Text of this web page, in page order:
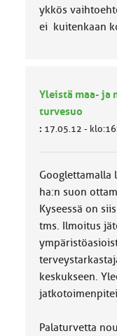
ykkös
ei kuitenkaan
Yleistä maa- ja
turvesuo
: 17.05.12 -
ha:n suon
Kyseessä on
tms. Ilmoitus
keskukseen.
Palaturvetta